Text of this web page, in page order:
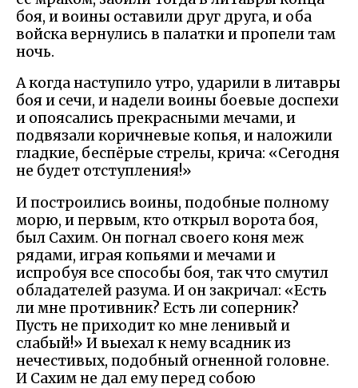
боя, и воины оставили друг друга, и оба
войска вернулись в палатки и пропели там
ночь.
А когда наступило утро, ударили в литавры
боя и сечи, и надели воины боевые доспехи
и опоясались прекрасными мечами, и
подвязали коричневые копья, и наложили
гладкие, беспёрые стрелы, крича: «Сегодня
не будет отступления!»
И построились воины, подобные полному
морю, и первым, кто открыл ворота боя,
был Сахим. Он погнал своего коня меж
рядами, играя копьями и мечами и
испробуя все способы боя, так что смутил
обладателей разума. И он закричал: «Есть
ли мне противник? Есть ли соперник?
Пусть не приходит ко мне ленивый и
слабый!» И выехал к нему всадник из
нечестивых, подобный огненной головне.
И Сахим не дал ему перед собою